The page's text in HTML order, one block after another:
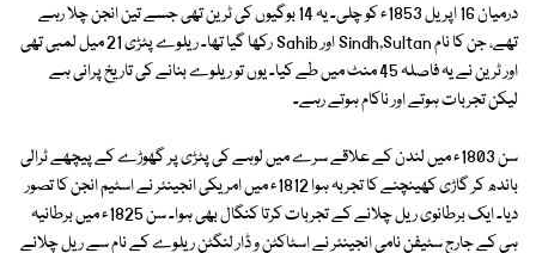
درمیان 16 اپریل 1853ء کو چلی۔ یہ 14 بوگیوں کی ٹرین تھی جسے تین انجن چلا رہے
تھے، جن کا نام Sindh,Sultan اور Sahib رکھا گیا تھا۔ ریلوے پٹڑی 21 میل لمبی تھی
اور ٹرین نے یہ فاصلہ 45 منٹ میں طے کیا۔ یوں تو ریلوے بنانے کی تاریخ پرانی ہے
لیکن تجربات ہوتے اور ناکام ہوتے رہے۔
سن 1803ء میں لندن کے علاقے سرے میں لوہے کی پٹڑی پر گھوڑے کے پیچھے ٹرالی
باندھ کر گاڑی کھینچنے کا تجربہ ہوا 1812ء میں امریکی انجینئر نے اسٹیم انجن کا تصور
دیا۔ ایک برطانوی ریل چلانے کے تجربات کرتا کنگال بھی ہوا۔ سن 1825ء میں برطانیہ
ہی کے جارج سٹیفن نامی انجینئر نے اسٹاکٹن و ڈار لنگٹن ریلوے کے نام سے ریل چلانے